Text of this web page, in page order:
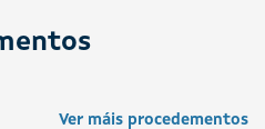
Ver máis procedementos